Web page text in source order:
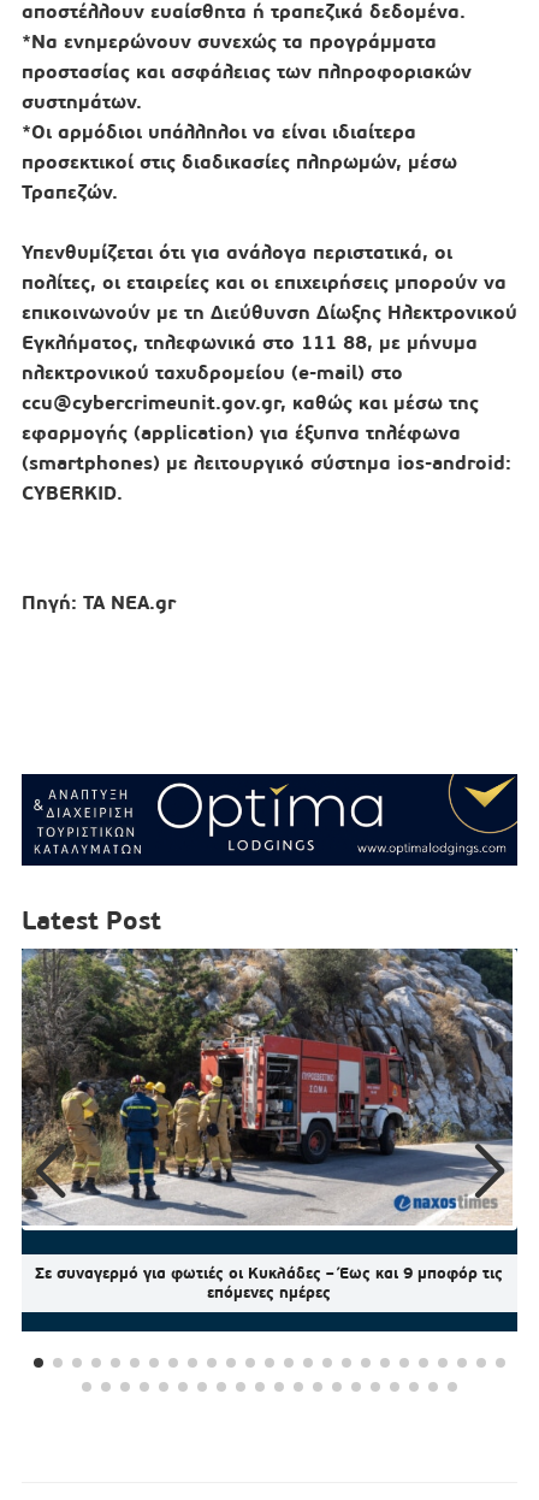
αποστέλλουν ευαίσθητα ή τραπεζικά δεδομένα.
*Να ενημερώνουν συνεχώς τα προγράμματα
προστασίας και ασφάλειας των πληροφοριακών
συστημάτων.
*Οι αρμόδιοι υπάλληλοι να είναι ιδιαίτερα
προσεκτικοί στις διαδικασίες πληρωμών, μέσω
Τραπεζών.
Υπενθυμίζεται ότι για ανάλογα περιστατικά, οι
πολίτες, οι εταιρείες και οι επιχειρήσεις μπορούν να
επικοινωνούν με τη Διεύθυνση Δίωξης Ηλεκτρονικού
Εγκλήματος, τηλεφωνικά στο 111 88, με μήνυμα
ηλεκτρονικού ταχυδρομείου (e-mail) στο
ccu@cybercrimeunit.gov.gr, καθώς και μέσω της
εφαρμογής (application) για έξυπνα τηλέφωνα
(smartphones) με λειτουργικό σύστημα ios-android:
CYBERKID.
Πηγή: ΤΑ ΝΕΑ.gr
Latest Post
Σε συναγερμό για φωτιές οι Κυκλάδες – Έως και 9 μποφόρ τις
επόμενες ημέρες